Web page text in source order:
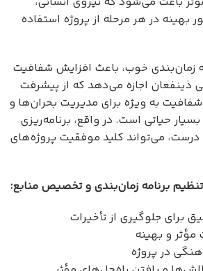
بهینه در هر مرحله از پروژه استفاده
زمان‌بندی خوب، باعث افزایش شفافیت
ذینفعان اجازه می‌دهد که از پیشرفت
به ویژه برای مدیریت بحران‌ها و
حیاتی است. در واقع، برنامه‌ریزی
می‌تواند کلید موفقیت پروژه‌های
برنامه زمان‌بندی و تخصیص منابع:
برای جلوگیری از تأخیرات
و بهینه
در پروژه